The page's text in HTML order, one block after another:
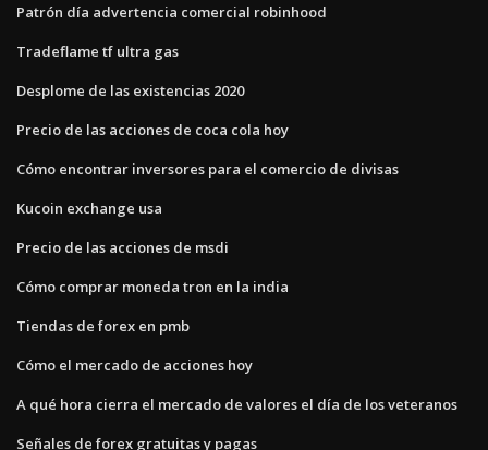
Patrón día advertencia comercial robinhood
Tradeflame tf ultra gas
Desplome de las existencias 2020
Precio de las acciones de coca cola hoy
Cómo encontrar inversores para el comercio de divisas
Kucoin exchange usa
Precio de las acciones de msdi
Cómo comprar moneda tron ​​en la india
Tiendas de forex en pmb
Cómo el mercado de acciones hoy
A qué hora cierra el mercado de valores el día de los veteranos
Señales de forex gratuitas y pagas